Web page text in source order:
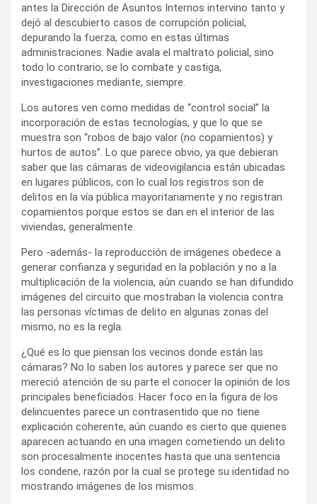
antes la Dirección de Asuntos Internos intervino tanto y
dejó al descubierto casos de corrupción policial,
depurando la fuerza, como en estas últimas
administraciones. Nadie avala el maltrato policial, sino
todo lo contrario, se lo combate y castiga,
investigaciones mediante, siempre.
Los autores ven como medidas de “control social” la
incorporación de estas tecnologías, y que lo que se
muestra son “robos de bajo valor (no copamientos) y
hurtos de autos”. Lo que parece obvio, ya que debieran
saber que las cámaras de videovigilancia están ubicadas
en lugares públicos, con lo cual los registros son de
delitos en la vía pública mayoritariamente y no registran
copamientos porque estos se dan en el interior de las
viviendas, generalmente.
Pero -además- la reproducción de imágenes obedece a
generar confianza y seguridad en la población y no a la
multiplicación de la violencia, aún cuando se han difundido
imágenes del circuito que mostraban la violencia contra
las personas víctimas de delito en algunas zonas del
mismo, no es la regla.
¿Qué es lo que piensan los vecinos donde están las
cámaras? No lo saben los autores y parece ser que no
mereció atención de su parte el conocer la opinión de los
principales beneficiados. Hacer foco en la figura de los
delincuentes parece un contrasentido que no tiene
explicación coherente, aún cuando es cierto que quienes
aparecen actuando en una imagen cometiendo un delito
son procesalmente inocentes hasta que una sentencia
los condene, razón por la cual se protege su identidad no
mostrando imágenes de los mismos.